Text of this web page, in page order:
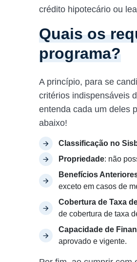
crédito hipotecário ou
Quais os
programa?
A princípio, para se
critérios indispensáveis
entenda cada um deles
abaixo!
Classificação no
Propriedade: não
Benefícios
exceto em casos de
Cobertura de Taxa
de cobertura de taxa
Capacidade de
aprovado e vigente.